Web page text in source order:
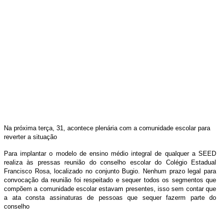
Na próxima terça, 31, acontece plenária com a comunidade escolar para
reverter a situação
Para implantar o modelo de ensino médio integral de qualquer a SEED
realiza às pressas reunião do conselho escolar do Colégio Estadual
Francisco Rosa, localizado no conjunto Bugio. Nenhum prazo legal para
convocação da reunião foi respeitado e sequer todos os segmentos que
compõem a comunidade escolar estavam presentes, isso sem contar que
a ata consta assinaturas de pessoas que sequer fazerm parte do
conselho